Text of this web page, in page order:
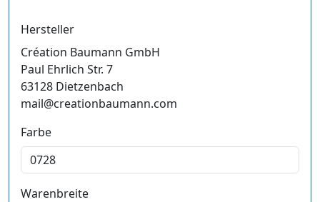
Hersteller
Création Baumann GmbH
Paul Ehrlich Str. 7
63128 Dietzenbach
mail@creationbaumann.com
Farbe
Warenbreite